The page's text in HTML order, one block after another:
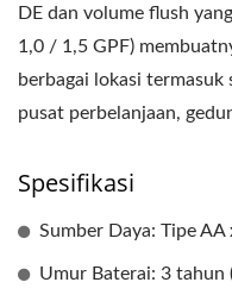
DE dan volume flush
1,0 / 1,5 GPF)
berbagai lokasi
pusat perbelanjaan,
Spesifikasi
Sumber Daya: Tipe AA
Umur Baterai: 3 tahun